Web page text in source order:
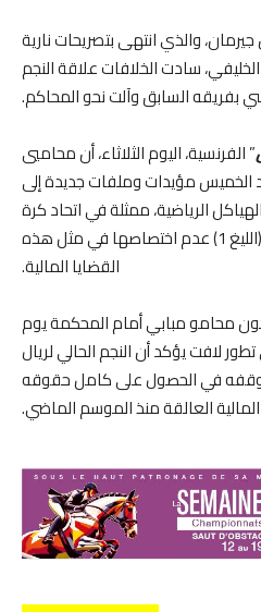
والذي انتهى بتصريحات نارية
سادت الخلافات علاقة النجم
بفريقه السابق وآلت نحو المحاكم.
” الفرنسية، اليوم الثلاثاء، أن محاميي
مؤيدات وملفات جديدة إلى
الرياضية، ممثلة في اتحاد كرة
القدم ورابطة الدوري الفرنسي (الليغ 1) عدم اختصاصها في مثل هذه
القضايا المالية.
محامو مبابي أمام المحكمة يوم
لافت يؤكد أن النجم الحالي لريال
في الحصول على كامل حقوقه
المالية العالقة منذ الموسم الماضي.